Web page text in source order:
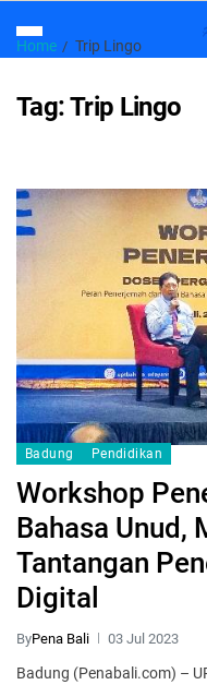
Home Trip Lingo
Tag:Trip Lingo
Badung Pendidikan
Workshop
Bahasa Unud,
Tantangan
Digital
ByPena Bali 03 Jul 2023
Badung (Penabali.com) –